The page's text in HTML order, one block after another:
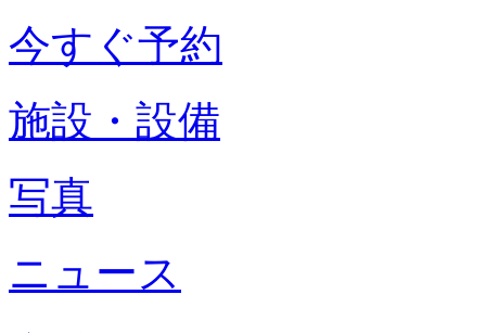
今すぐ予約
施設・設備
写真
ニュース